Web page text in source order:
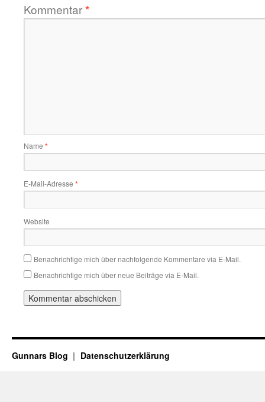
Kommentar*
Name *
E-Mail-Adresse *
Website
Benachrichtige mich über nachfolgende Kommentare via E-Mail.
Benachrichtige mich über neue Beiträge via E-Mail.
Gunnars Blog Datenschutzerklärung